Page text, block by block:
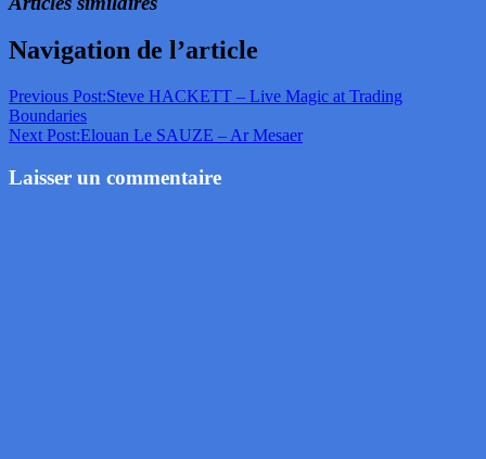
Navigation de l’article
Previous Post:Steve HACKETT – Live Magic at Trading
Boundaries
Next Post:Elouan Le SAUZE – Ar Mesaer
Laisser un commentaire